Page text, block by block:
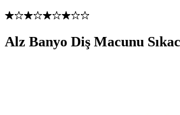
Alz Banyo Diş Macunu